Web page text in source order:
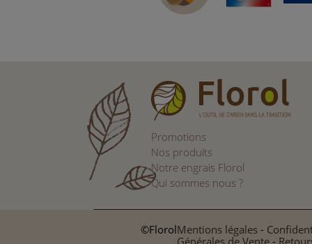
Promotions
Nos produits
Notre engrais Florol
Qui sommes nous ?
©FlorolMentions légales -